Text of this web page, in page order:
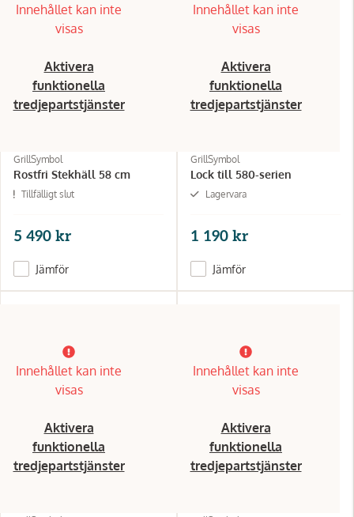
Innehållet kan inte
visas
Aktivera
funktionella
tredjepartstjänster
GrillSymbol
Rostfri Stekhäll 58 cm
Tillfälligt slut
5 490 kr
Jämför
Innehållet kan inte
visas
Aktivera
funktionella
tredjepartstjänster
GrillSymbol
Lock till 580-serien
Lagervara
1 190 kr
Jämför
Innehållet kan inte
visas
Aktivera
funktionella
tredjepartstjänster
Innehållet kan inte
visas
Aktivera
funktionella
tredjepartstjänster